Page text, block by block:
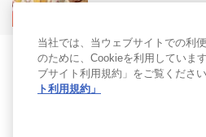
© 2017- Nagoya Broadcasting
当社では、当ウェブサイトでの利
のために、Cookieを利用していま
ブサイト利用規約」をご覧ください
ト利用規約」